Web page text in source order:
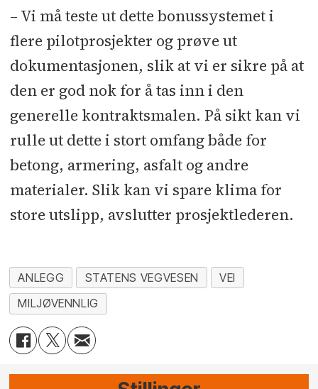
– Vi må teste ut dette bonussystemet i
flere pilotprosjekter og prøve ut
dokumentasjonen, slik at vi er sikre på at
den er god nok for å tas inn i den
generelle kontraktsmalen. På sikt kan vi
rulle ut dette i stort omfang både for
betong, armering, asfalt og andre
materialer. Slik kan vi spare klima for
store utslipp, avslutter prosjektlederen.
ANLEGG STATENS VEGVESEN
VEI
MILJØVENNLIG